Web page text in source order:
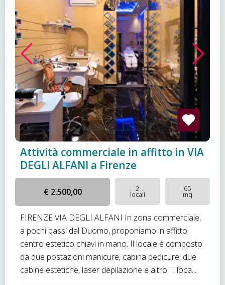
Attività commerciale in affitto in VIA
DEGLI ALFANI a Firenze
€ 2.500,00 2
locali
65
mq
FIRENZE VIA DEGLI ALFANI In zona commerciale,
a pochi passi dal Duomo, proponiamo in affitto
centro estetico chiavi in mano. Il locale è composto
da due postazioni manicure, cabina pedicure, due
cabine estetiche, laser depilazione e altro. Il loca...